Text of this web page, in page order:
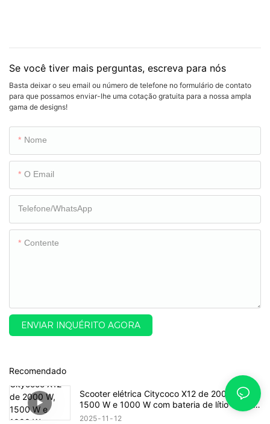
Se você tiver mais perguntas, escreva para nós
Basta deixar o seu email ou número de telefone no formulário de contato
para que possamos enviar-lhe uma cotação gratuita para a nossa ampla
gama de designs!
Nome
O Email
Telefone/WhatsApp
Contente
ENVIAR INQUÉRITO AGORA
Recomendado
Scooter elétrica Citycoco X12 de 2000 W,
1500 W e 1000 W com bateria de lítio e pneu
largo.
2025 11 12